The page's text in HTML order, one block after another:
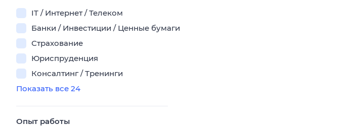
IT / Интернет / Телеком
Банки / Инвестиции / Ценные бумаги
Страхование
Юриспруденция
Консалтинг / Тренинги
Показать все 24
Опыт работы